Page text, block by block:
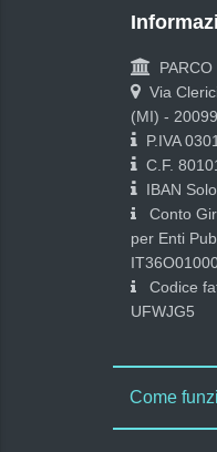
Via
(MI) - 20099
P.IVA
C.F.
IBAN
Conto
per Enti
Codice
UFWJG5
Come